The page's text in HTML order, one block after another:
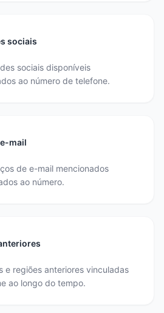
sociais
sociais disponíveis
ao número de telefone.
mail
de e-mail mencionados
ao número.
e regiões anteriores vinculadas
ao longo do tempo.